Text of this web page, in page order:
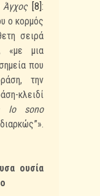
Άγχος [8]:
ο κορμός
σειρά
«με μια
που
την
κλειδί
Io sono
”».
ουσία